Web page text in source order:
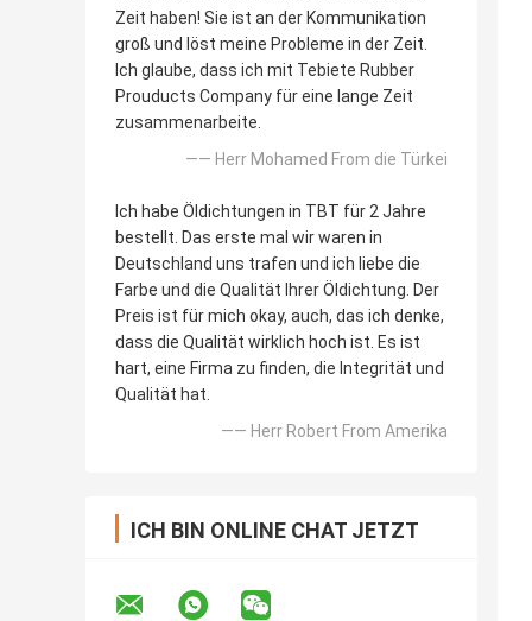
Zeit haben! Sie ist an der Kommunikation
groß und löst meine Probleme in der Zeit.
Ich glaube, dass ich mit Tebiete Rubber
Prouducts Company für eine lange Zeit
zusammenarbeite.
—— Herr Mohamed From die Türkei
Ich habe Öldichtungen in TBT für 2 Jahre
bestellt. Das erste mal wir waren in
Deutschland uns trafen und ich liebe die
Farbe und die Qualität Ihrer Öldichtung. Der
Preis ist für mich okay, auch, das ich denke,
dass die Qualität wirklich hoch ist. Es ist
hart, eine Firma zu finden, die Integrität und
Qualität hat.
—— Herr Robert From Amerika
ICH BIN ONLINE CHAT JETZT